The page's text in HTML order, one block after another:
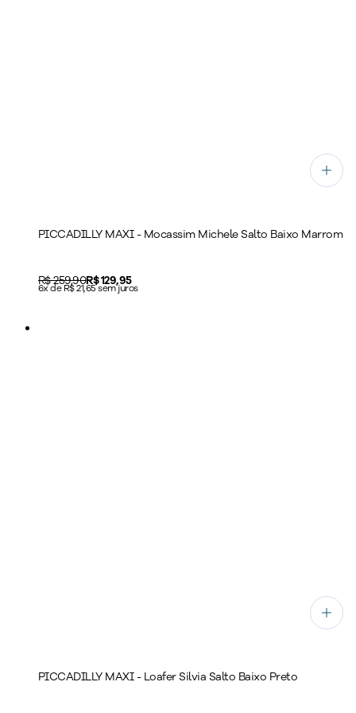
PICCADILLY MAXI - Mocassim Michele Salto Baixo Marrom
Original price:
R$ 259,90Price:
R$ 129,95
6x de R$ 21,65 sem juros
PICCADILLY MAXI - Loafer Silvia Salto Baixo Preto